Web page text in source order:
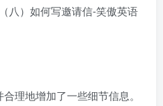
理地增加了一些细节信息。